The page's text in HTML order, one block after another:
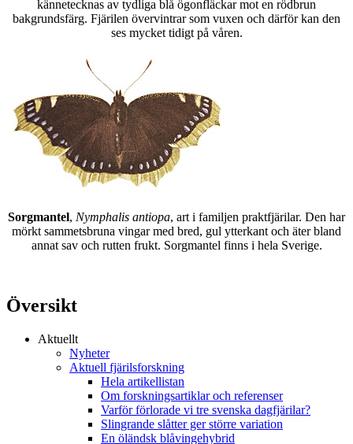
kännetecknas av tydliga blå ögonfläckar mot en rödbrun
bakgrundsfärg. Fjärilen övervintrar som vuxen och därför kan den
ses mycket tidigt på våren.
Sorgmantel, Nymphalis antiopa, art i familjen praktfjärilar. Den har
mörkt sammetsbruna vingar med bred, gul ytterkant och äter bland
annat sav och rutten frukt. Sorgmantel finns i hela Sverige.
Översikt
Aktuellt
Nyheter
Aktuell fjärilsforskning
Hela artikellistan
Om forskningsartiklar och referenser
Varför förlorade vi tre svenska dagfjärilar?
Slingrande slåtter ger större variation
En öländsk blåvingehybrid